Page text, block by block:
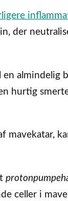
der
almindelig
hurtig
mavekatar,
celler i